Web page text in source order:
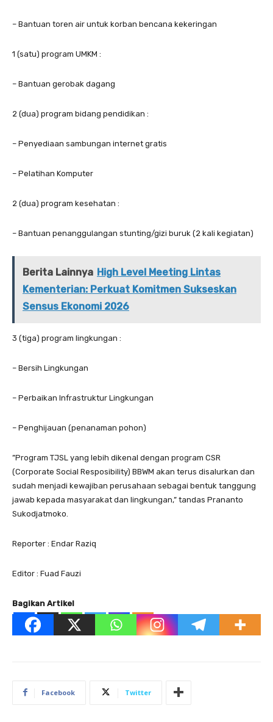
– Bantuan toren air untuk korban bencana kekeringan
1 (satu) program UMKM :
– Bantuan gerobak dagang
2 (dua) program bidang pendidikan :
– Penyediaan sambungan internet gratis
– Pelatihan Komputer
2 (dua) program kesehatan :
– Bantuan penanggulangan stunting/gizi buruk (2 kali kegiatan)
Berita Lainnya High Level Meeting Lintas
Kementerian: Perkuat Komitmen Sukseskan
Sensus Ekonomi 2026
3 (tiga) program lingkungan :
– Bersih Lingkungan
– Perbaikan Infrastruktur Lingkungan
– Penghijauan (penanaman pohon)
”Program TJSL yang lebih dikenal dengan program CSR
(Corporate Social Resposibility) BBWM akan terus disalurkan dan
sudah menjadi kewajiban perusahaan sebagai bentuk tanggung
jawab kepada masyarakat dan lingkungan,” tandas Prananto
Sukodjatmoko.
Reporter : Endar Raziq
Editor : Fuad Fauzi
Bagikan Artikel
Facebook Twitter